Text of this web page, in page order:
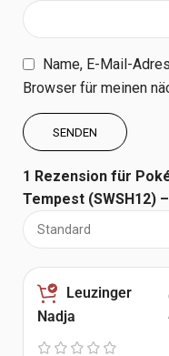
1 Rezension für
Tempest (SWSH12)
Leuzinger
Nadja
Name, E-Mail-
Browser für meinen